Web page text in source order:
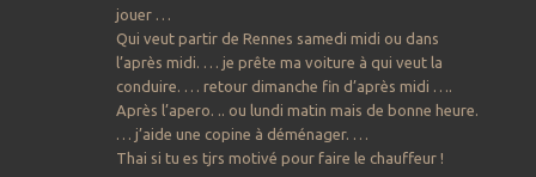
jouer …
Qui veut partir de Rennes samedi midi ou dans
l’après midi. … je prête ma voiture à qui veut la
conduire. … retour dimanche fin d’après midi ….
Après l’apero. .. ou lundi matin mais de bonne heure.
… j’aide une copine à déménager. …
Thai si tu es tjrs motivé pour faire le chauffeur !